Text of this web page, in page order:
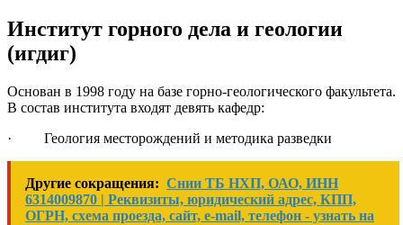
Институт горного дела и геологии
(игдиг)
Основан в 1998 году на базе горно-геологического факультета.
В состав института входят девять кафедр:
· Геология месторождений и методика разведки
Другие сокращения: Снии ТБ НХП, ОАО, ИНН
6314009870 | Реквизиты, юридический адрес, КПП,
ОГРН, схема проезда, сайт, e-mail, телефон - узнать на